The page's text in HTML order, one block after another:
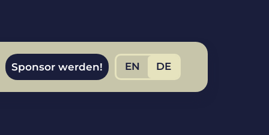
Sponsor werden! EN DE